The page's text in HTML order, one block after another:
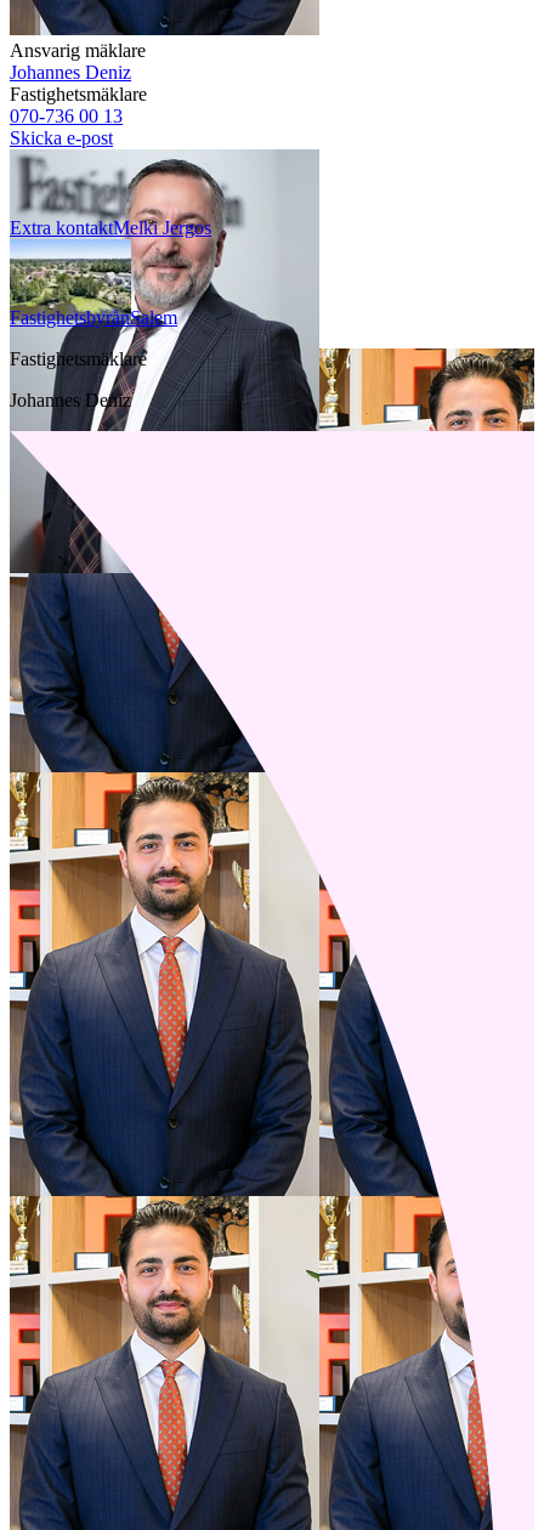
Ansvarig mäklare
Johannes Deniz
Fastighetsmäklare
070-736 00 13
Skicka e-post
Extra kontaktMelki Jergos
FastighetsbyrånSalem
Fastighetsmäklare
Johannes Deniz